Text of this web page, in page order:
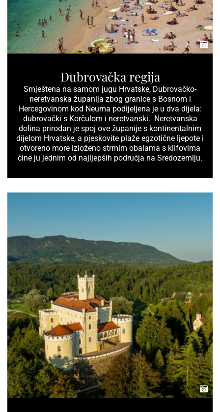
Smještena na samom jugu Hrvatske, Dubrovačko-
neretvanska županija zbog granice s Bosnom i
Hercegovinom kod Neuma podijeljena je u dva dijela:
dubrovački s Korčulom i neretvanski. Neretvanska
dolina prirodan je spoj ove županije s kontinentalnim
dijelom Hrvatske, a pjeskovite plaže egzotične ljepote i
otvoreno more izloženo strmim obalama s klifovima
čine ju jednim od najljepših područja na Sredozemlju.
Dubrovačka regija